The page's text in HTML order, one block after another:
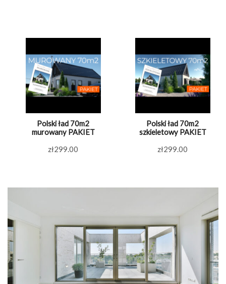
zł4,999.00
Polski ład 70m2
murowany PAKIET
zł299.00
Polski ład 70m2
szkieletowy PAKIET
zł299.00